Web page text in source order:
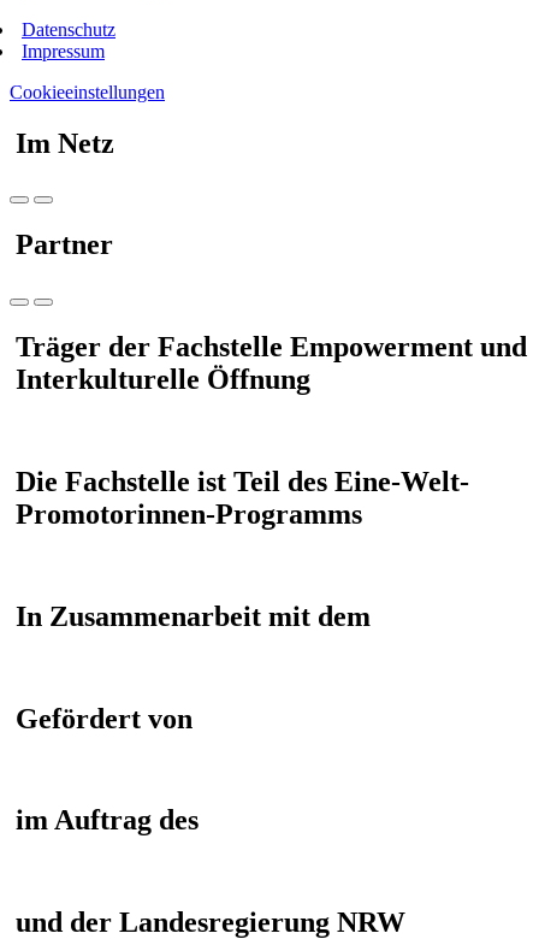
Datenschutz
Impressum
Cookieeinstellungen
Im Netz
Partner
Träger der Fachstelle Empowerment und
Interkulturelle Öffnung
Die Fachstelle ist Teil des Eine-Welt-
Promotorinnen-Programms
In Zusammenarbeit mit dem
Gefördert von
im Auftrag des
und der Landesregierung NRW